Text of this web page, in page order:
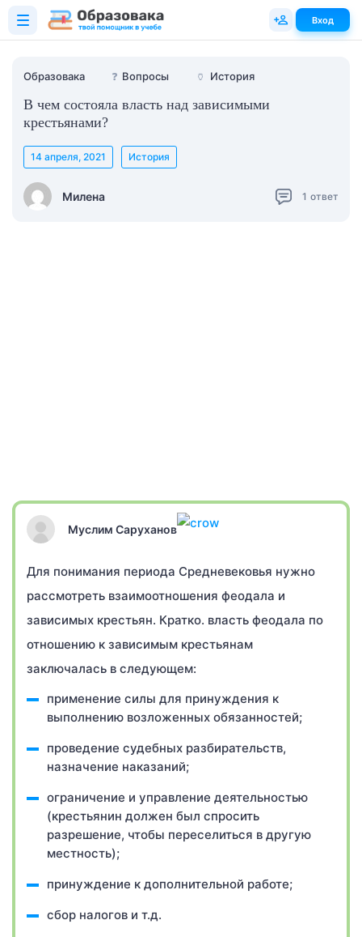
Образовака ❓ Вопросы 🏺 История
В чем состояла власть над зависимыми
крестьянами?
Милена
14 апреля, 2021 История
1 ответ
Муслим Саруханов
Для понимания периода Средневековья нужно
рассмотреть взаимоотношения феодала и
зависимых крестьян. Кратко. власть феодала по
отношению к зависимым крестьянам
заключалась в следующем:
применение силы для принуждения к
выполнению возложенных обязанностей;
проведение судебных разбирательств,
назначение наказаний;
ограничение и управление деятельностью
(крестьянин должен был спросить
разрешение, чтобы переселиться в другую
местность);
принуждение к дополнительной работе;
сбор налогов и т.д.
Вход